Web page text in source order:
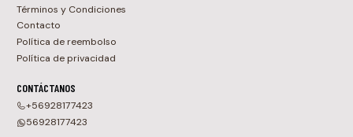
Términos y Condiciones
Contacto
Política de reembolso
Política de privacidad
CONTÁCTANOS
+56928177423
56928177423